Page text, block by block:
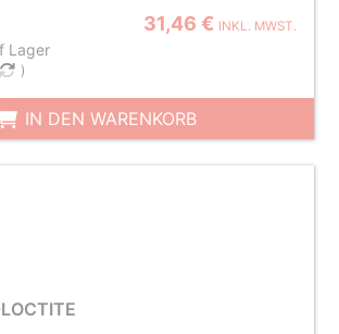
31,46 € INKL. MWST.
Lager
)
IN DEN WARENKORB